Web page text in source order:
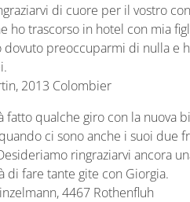
di cuore per il vostro
ho trascorso in hotel con mia
dovuto preoccuparmi di nulla
2013 Colombier
fatto qualche giro con la nuova
ci sono anche i suoi due
ringraziarvi ancora
di fare tante gite con Giorgia.
4467 Rothenfluh